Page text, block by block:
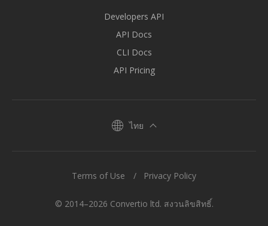
Developers API
API Docs
CLI Docs
API Pricing
ไทย
© 2014–2026 Convertio ltd. สงวนลิขสิทธิ์.
Terms of Use Privacy Policy